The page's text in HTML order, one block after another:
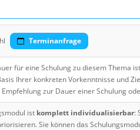
Terminanfrage
für eine Schulung zu diesem Thema
Ihrer konkreten Vorkenntnisse und
zur Dauer einer Schulung
ist komplett individualisierbar:
Sie können das